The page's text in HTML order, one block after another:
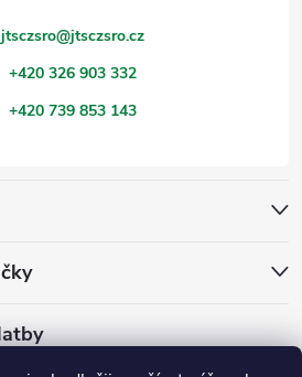
jtsczsro@jtsczsro.cz
+420 326 903 332
+420 739 853 143